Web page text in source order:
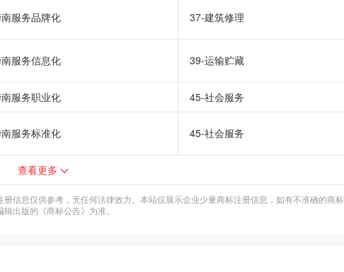
服务品牌化 37-建筑修理
服务信息化 39-运输贮藏
服务职业化 45-社会服务
服务标准化 45-社会服务
查看更多
信息仅供参考，无任何法律效力。本站仅展示企业少量商标注册信息，如有不准确的商标
出版的《商标公告》为准。